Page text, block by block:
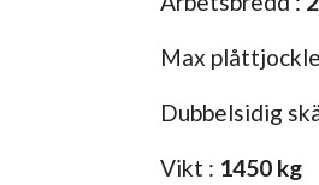
Max
Dubbelsidig
Vikt : 1450 kg